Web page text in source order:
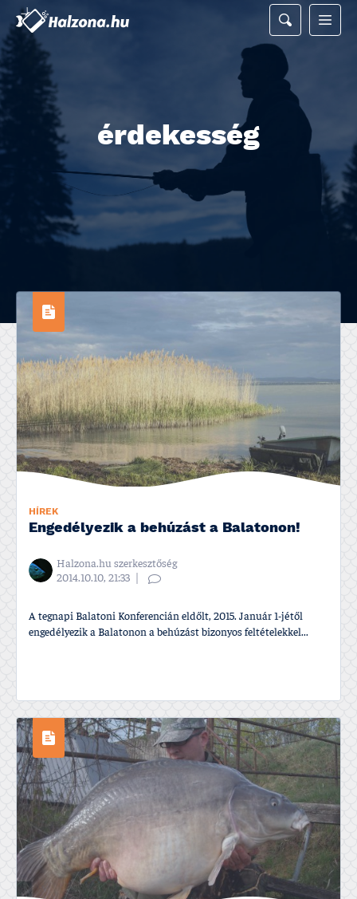
érdekesség
HÍREK
Engedélyezik a behúzást a Balatonon!
Halzona.hu szerkesztőség
2014.10.10, 21:33
A tegnapi Balatoni Konferencián eldőlt, 2015. Január 1-jétől
engedélyezik a Balatonon a behúzást bizonyos feltételekkel...